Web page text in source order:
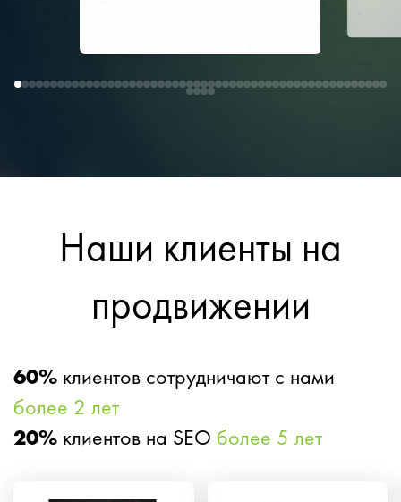
Наши клиенты на
продвижении
60% клиентов сотрудничают с нами
более 2 лет
20% клиентов на SEO более 5 лет